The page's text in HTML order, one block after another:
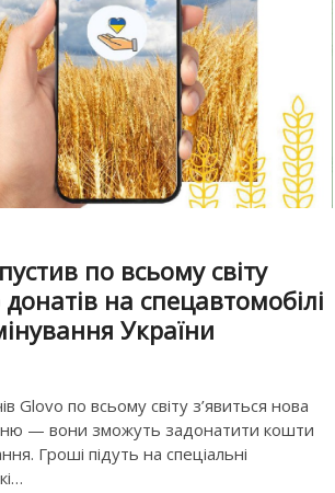
по всьому світу
на спецавтомобілі
України
Glovo по всьому світу з’явиться нова
— вони зможуть задонатити кошти
Гроші підуть на спеціальні